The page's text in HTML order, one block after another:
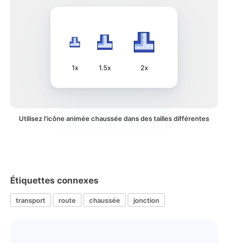
1x 1.5x 2x
Utilisez l'icône animée chaussée dans des tailles différentes
Étiquettes connexes
transport route chaussée jonction